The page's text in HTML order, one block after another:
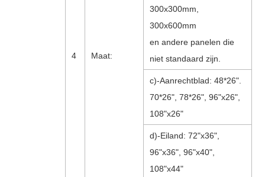
4 Maat:
300x300mm,
300x600mm
en andere panelen die
niet standaard zijn.
c)-Aanrechtblad: 48*26".
70*26", 78*26", 96"x26",
108"x26"
d)-Eiland: 72"x36",
96"x36", 96"x40",
108"x44"